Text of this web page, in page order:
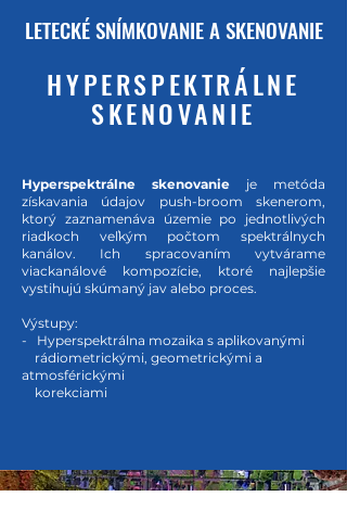
LETECKÉ SNÍMKOVANIE A SKENOVANIE
HYPERSPEKTRÁLNE
SKENOVANIE
Hyperspektrálne skenovanie je metóda
získavania údajov push-broom skenerom,
ktorý zaznamenáva územie po jednotlivých
riadkoch veľkým počtom spektrálnych
kanálov. Ich spracovaním vytvárame
viackanálové kompozície, ktoré najlepšie
vystihujú skúmaný jav alebo proces.
Výstupy:
- Hyperspektrálna mozaika s aplikovanými
rádiometrickými, geometrickými a
atmosférickými
korekciami